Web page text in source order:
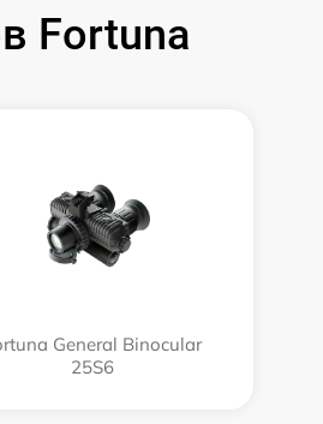
Fortuna
General Binocular
25S6